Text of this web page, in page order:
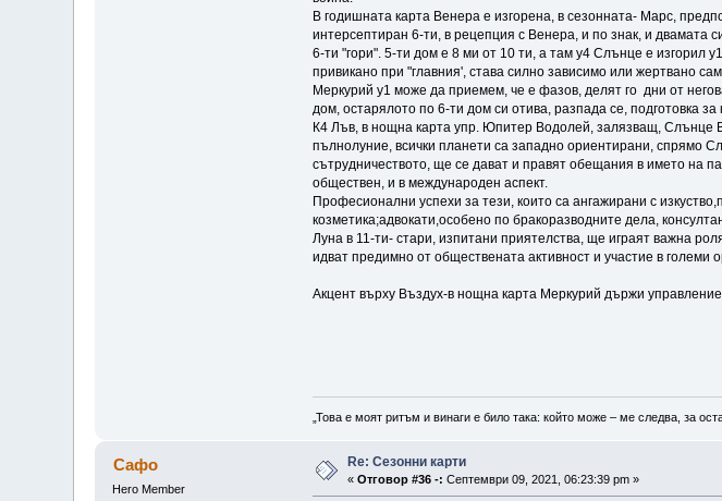
В годишната карта Венера е изгорена, в сезонната- Марс,
интерсептиран 6-ти, в рецепция с Венера, и по знак, и двамата
6-ти "гори". 5-ти дом е 8 ми от 10 ти, а там у4 Слънце е изгорил
привикано при "главния', става силно зависимо или жертвано
Меркурий у1 може да приемем, че е фазов, делят го дни от
дом, остарялото по 6-ти дом си отива, разпада се, подготовка
К4 Лъв, в нощна карта упр. Юпитер Водолей, залязващ, Слънце
пълнолуние, всички планети са западно ориентирани, спрямо
сътрудничеството, ще се дават и правят обещания в името на
обществен, и в международен аспект.
Професионални успехи за тези, които са ангажирани с
козметика;адвокати,особено по бракоразводните дела,
Луна в 11-ти- стари, изпитани приятелства, ще играят важна
идват предимно от обществената активност и участие в големи
Акцент върху Въздух-в нощна карта Меркурий държи
„Това е моят ритъм и винаги е било така: който може – ме следва, за
Сафо
Hero Member
Re: Сезонни карти
«Отговор #36 -: Септември 09, 2021, 06:23:39 pm »